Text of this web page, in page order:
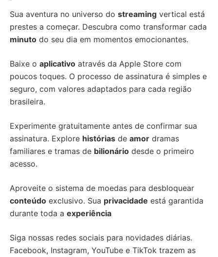
Sua aventura no universo do streaming vertical está
prestes a começar. Descubra como transformar cada
minuto do seu dia em momentos emocionantes.
Baixe o aplicativo através da Apple Store com
poucos toques. O processo de assinatura é simples e
seguro, com valores adaptados para cada região
brasileira.
Experimente gratuitamente antes de confirmar sua
assinatura. Explore histórias de amor dramas
familiares e tramas de bilionário desde o primeiro
acesso.
Aproveite o sistema de moedas para desbloquear
conteúdo exclusivo. Sua privacidade está garantida
durante toda a experiência
Siga nossas redes sociais para novidades diárias.
Facebook, Instagram, YouTube e TikTok trazem as